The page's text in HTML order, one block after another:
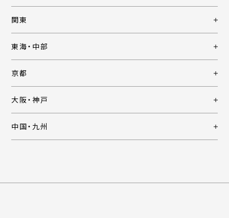
関東
東海・中部
京都
大阪・神戸
中国・九州